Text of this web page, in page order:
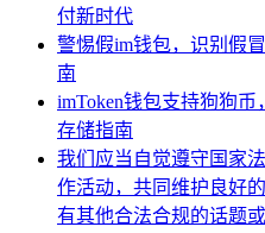
付新时代
警惕假im钱包，识别假
南
imToken钱包支持狗狗币
存储指南
我们应当自觉遵守国家
作活动，共同维护良好
有其他合法合规的话题